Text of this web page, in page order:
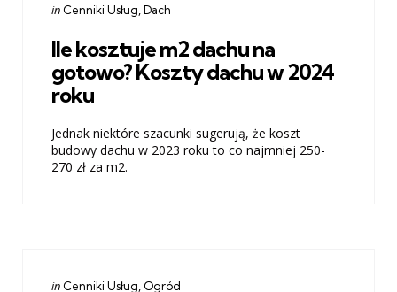
Categories
Posted
in Cenniki Usług Dach
Ile kosztuje m2 dachu na
gotowo? Koszty dachu w 2024
roku
Jednak niektóre szacunki sugerują, że koszt
budowy dachu w 2023 roku to co najmniej 250-
270 zł za m2.
Categories
Posted
in Cenniki Usług Ogród